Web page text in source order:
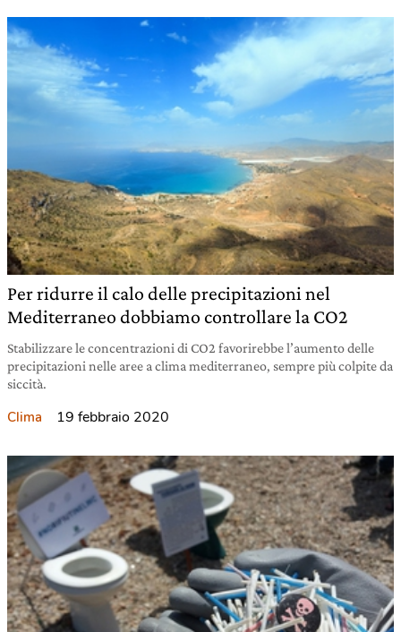
Per ridurre il calo delle precipitazioni nel
Mediterraneo dobbiamo controllare la CO2
Stabilizzare le concentrazioni di CO2 favorirebbe l’aumento delle
precipitazioni nelle aree a clima mediterraneo, sempre più colpite da
siccità.
Clima 19 febbraio 2020